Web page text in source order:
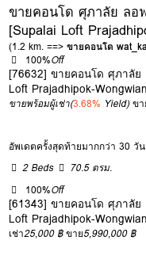
ขายคอนโด ศุภาลัย ลอ
[Supalai Loft
(1.2 km. ==>ขายคอนโด
100%Off
[76632] ขายคอนโด ศุภาลั
Loft Prajadhipok-
ขายพร้อมผู้เช่า(3.68% Yield) ข
อัพเดตครั้งสุดท้ายมากกว่า 30 วัน
2 Beds
70.5 ตรม.
100%Off
[61343] ขายคอนโด ศุภาลั
Loft Prajadhipok-
เช่า25,000 ฿ ขาย5,990,000 ฿